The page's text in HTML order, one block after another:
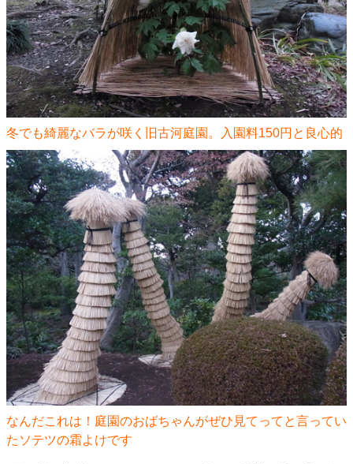
冬でも綺麗なバラが咲く旧古河庭園。入園料150円と良心的
なんだこれは！庭園のおばちゃんがぜひ見てってと言ってい
たソテツの霜よけです